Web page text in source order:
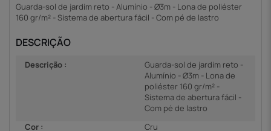
Guarda-sol de jardim reto - Alumínio - Ø3m - Lona de poliéster
160 gr/m² - Sistema de abertura fácil - Com pé de lastro
DESCRIÇÃO
Descrição :
Guarda-sol de jardim reto -
Alumínio - Ø3m - Lona de
poliéster 160 gr/m² -
Sistema de abertura fácil -
Com pé de lastro
Cor :
Cru